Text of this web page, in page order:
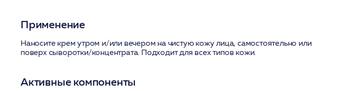
Применение
Наносите крем утром и/или вечером на чистую кожу лица, самостоятельно или
поверх сыворотки/концентрата. Подходит для всех типов кожи.
Активные компоненты